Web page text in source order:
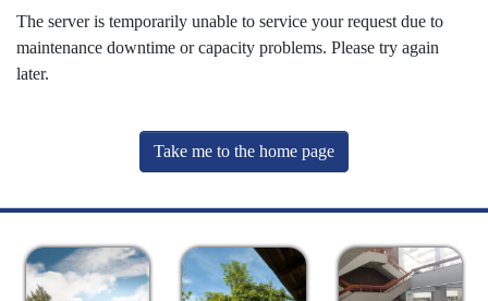
The server is temporarily unable to service your request due to
maintenance downtime or capacity problems. Please try again
later.
Take me to the home page